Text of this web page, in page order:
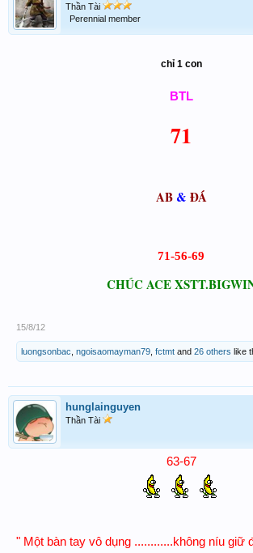
Thần Tài
Perennial member
chỉ 1 con
BTL
71
AB & ĐÁ
71-56-69
CHÚC ACE
15/8/12
luongsonbac ngoisaomayman79 fctmt and 26 others like
hunglainguyen
Thần Tài
63-67
" Một bàn tay vô dụng ............không níu giữ